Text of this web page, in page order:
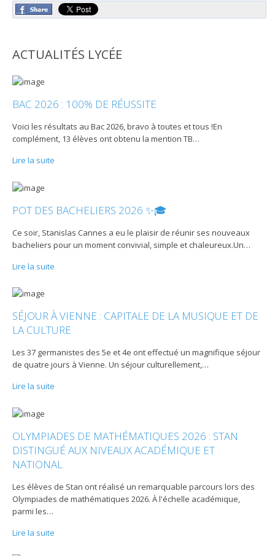
ACTUALITÉS LYCÉE
BAC 2026 : 100% DE RÉUSSITE
Voici les résultats au Bac 2026, bravo à toutes et tous !En
complément, 13 élèves ont obtenu la mention TB…
Lire la suite
POT DES BACHELIERS 2026 ✨🎓
Ce soir, Stanislas Cannes a eu le plaisir de réunir ses nouveaux
bacheliers pour un moment convivial, simple et chaleureux.Un…
Lire la suite
SÉJOUR À VIENNE : CAPITALE DE LA MUSIQUE ET DE
LA CULTURE
Les 37 germanistes des 5e et 4e ont effectué un magnifique séjour
de quatre jours à Vienne. Un séjour culturellement,…
Lire la suite
OLYMPIADES DE MATHÉMATIQUES 2026 : STAN
DISTINGUÉ AUX NIVEAUX ACADÉMIQUE ET
NATIONAL
Les élèves de Stan ont réalisé un remarquable parcours lors des
Olympiades de mathématiques 2026. À l'échelle académique,
parmi les…
Lire la suite